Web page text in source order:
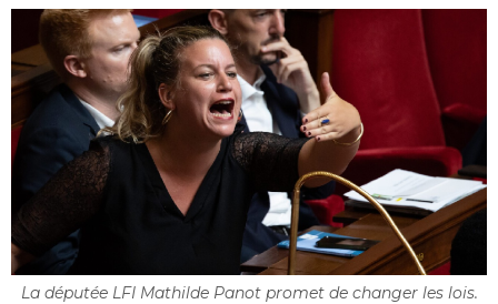
La députée LFI Mathilde Panot promet de changer les lois.